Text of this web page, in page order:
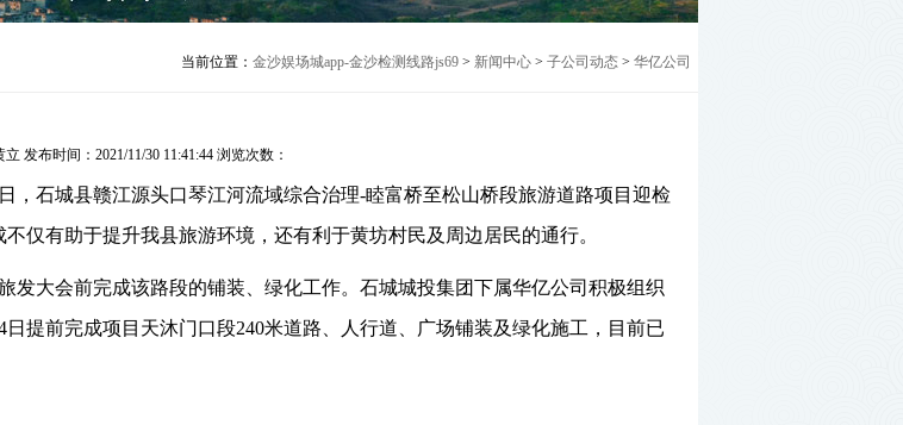
当前位置： 金沙娱场城app-金沙检测线路js69 > 新闻中心 > 子公司动态 > 华亿公司
发布时间：2021/11/30 11:41:44 浏览次数：
日， 石城县赣江源头口琴江河流域综合治理-睦富桥至松山桥段旅游道路项目 迎检
仅有助于提升我县旅游环境，还有利于黄坊村民及周边居民的通行。
发大会前完成该路段的铺装、绿化工作。石城城投集团下属华亿公司积极组织
日提前完成项目天沐门口段240米道路、人行道、广场铺装及绿化施工，目前已